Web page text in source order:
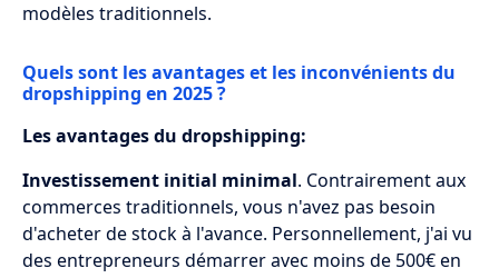
modèles traditionnels.
Quels sont les avantages et les inconvénients du
dropshipping en 2025 ?
Les avantages du dropshipping:
Investissement initial minimal. Contrairement aux
commerces traditionnels, vous n'avez pas besoin
d'acheter de stock à l'avance. Personnellement, j'ai vu
des entrepreneurs démarrer avec moins de 500€ en